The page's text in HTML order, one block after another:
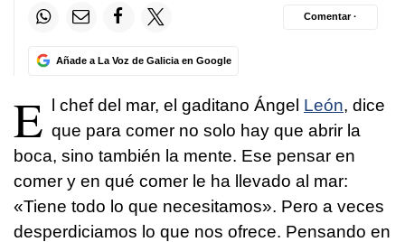
Añade a La Voz de Galicia en Google
Comentar ·
E l chef del mar, el gaditano Ángel León, dice
que para comer no solo hay que abrir la
boca, sino también la mente. Ese pensar en
comer y en qué comer le ha llevado al mar:
«Tiene todo lo que necesitamos». Pero a veces
desperdiciamos lo que nos ofrece. Pensando en